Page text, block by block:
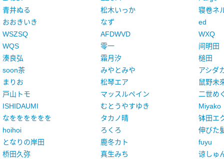
青井ぬる
松木いっか
寝卷ネ
おおきいき
なず
ed
WSZSQ
AFDWVD
WXQ
WQS
零一
间明田
湊良弘
霜月汐
槌田
soon茶
みやとみや
アシダ
まりお
松琴エア
鼠野未
戸山トモ
マッスルペイン
二世め
ISHIDAUMI
むとうやすゆき
Miyako
なをををををを
タカノ晴
钵田エ
hoihoi
ろくろ
伸びた
となりの岸田
鹿冬カト
fuyu
桥田久弥
真生みち
谅しゅ